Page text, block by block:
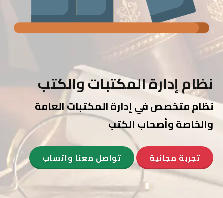
نظام إدارة المكتبات والكتب
نظام متخصص في إدارة المكتبات العامة
والخاصة وأصحاب الكتب
تجربة مجانية تواصل معنا واتساب